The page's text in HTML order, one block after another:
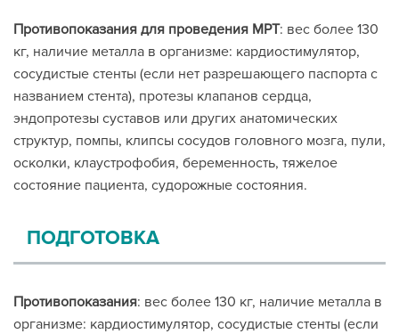
Противопоказания для проведения МРТ: вес более 130
кг, наличие металла в организме: кардиостимулятор,
сосудистые стенты (если нет разрешающего паспорта с
названием стента), протезы клапанов сердца,
эндопротезы суставов или других анатомических
структур, помпы, клипсы сосудов головного мозга, пули,
осколки, клаустрофобия, беременность, тяжелое
состояние пациента, судорожные состояния.
ПОДГОТОВКА
Противопоказания: вес более 130 кг, наличие металла в
организме: кардиостимулятор, сосудистые стенты (если